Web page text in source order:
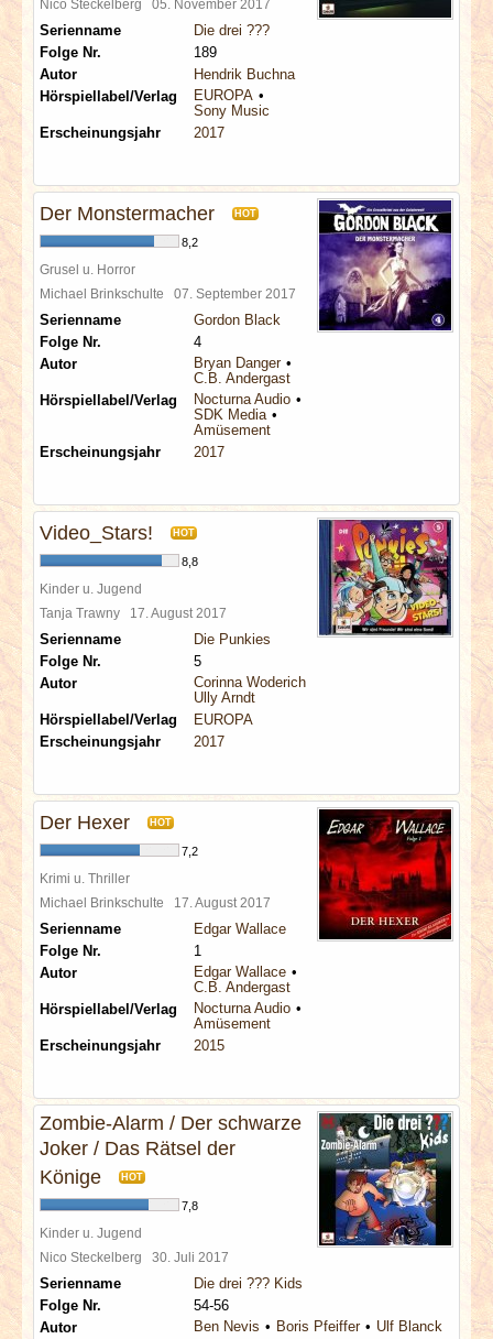
Nico Steckelberg 05. November 2017
Serienname
Die drei ???
Folge Nr.
189
Autor
Hendrik Buchna
Hörspiellabel/Verlag
EUROPA
Sony Music
Erscheinungsjahr
2017
Der Monstermacher HOT
8,2
Grusel u. Horror
Michael Brinkschulte 07. September 2017
Serienname
Gordon Black
Folge Nr.
4
Autor
Bryan Danger
C.B. Andergast
Hörspiellabel/Verlag
Nocturna Audio
SDK Media
Amüsement
Erscheinungsjahr
2017
Video_Stars! HOT
8,8
Kinder u. Jugend
Tanja Trawny 17. August 2017
Serienname
Die Punkies
Folge Nr.
5
Autor
Corinna Woderich
Ully Arndt
Hörspiellabel/Verlag
EUROPA
Erscheinungsjahr
2017
Der Hexer HOT
7,2
Krimi u. Thriller
Michael Brinkschulte 17. August 2017
Serienname
Edgar Wallace
Folge Nr.
1
Autor
Edgar Wallace
C.B. Andergast
Hörspiellabel/Verlag
Nocturna Audio
Amüsement
Erscheinungsjahr
2015
Zombie-Alarm / Der schwarze
Joker / Das Rätsel der
Könige
HOT
7,8
Kinder u. Jugend
Nico Steckelberg 30. Juli 2017
Serienname
Die drei ??? Kids
Folge Nr.
54-56
Autor
Ben Nevis Boris Pfeiffer
Ulf Blanck